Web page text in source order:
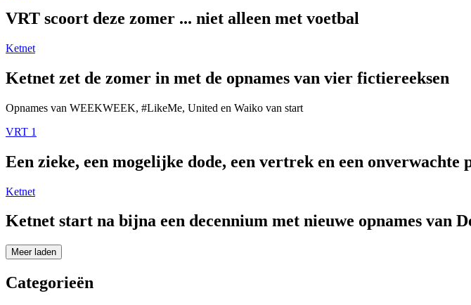
VRT scoort deze zomer ... niet alleen met voetbal
Ketnet
Ketnet zet de zomer in met de opnames van vier fictiereeksen
Opnames van WEEKWEEK, #LikeMe, United en Waiko van start
VRT 1
Een zieke, een mogelijke dode, een vertrek en een
Ketnet
Ketnet start na bijna een decennium met nieuwe opnames van
Meer laden
Categorieën